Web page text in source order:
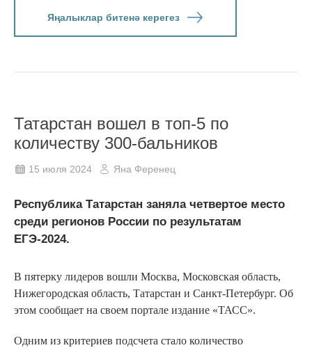
Яңалыклар битенә керегез
Татарстан вошел в топ-5 по
количеству 300-бальников
15 июля 2024 Яна Ференец
Республика Татарстан заняла четвертое место
среди регионов России по результатам
ЕГЭ-2024.
В пятерку лидеров вошли Москва, Московская область,
Нижегородская область, Татарстан и Санкт-Петербург. Об
этом сообщает на своем портале издание «ТАСС».
Одним из критериев подсчета стало количество